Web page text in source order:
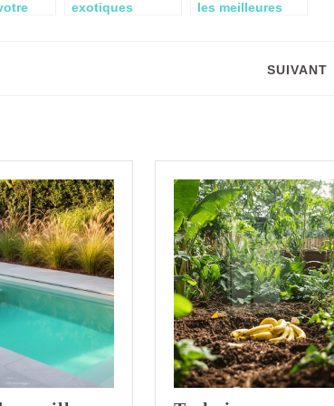
exotiques
les meilleures
SUIVANT